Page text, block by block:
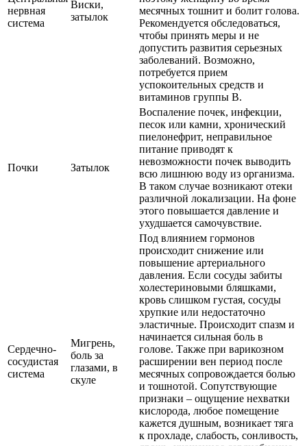
нервная
система
Виски,
затылок
месячных тошнит и болит голова.
Рекомендуется обследоваться,
чтобы принять меры и не
допустить развития серьезных
заболеваний. Возможно,
потребуется прием
успокоительных средств и
витаминов группы В.
Почки Затылок
Воспаление почек, инфекции,
песок или камни, хронический
пиелонефрит, неправильное
питание приводят к
невозможности почек выводить
всю лишнюю воду из организма.
В таком случае возникают отеки
различной локализации. На фоне
этого повышается давление и
ухудшается самочувствие.
Сердечно-
сосудистая
система
Мигрень,
боль за
глазами, в
скуле
Под влиянием гормонов
происходит снижение или
повышение артериального
давления. Если сосуды забиты
холестериновыми бляшками,
кровь слишком густая, сосуды
хрупкие или недостаточно
эластичные. Происходит спазм и
начинается сильная боль в
голове. Также при варикозном
расширении вен период после
месячных сопровождается болью
и тошнотой. Сопутствующие
признаки – ощущение нехватки
кислорода, любое помещение
кажется душным, возникает тяга
к прохладе, слабость, сонливость,